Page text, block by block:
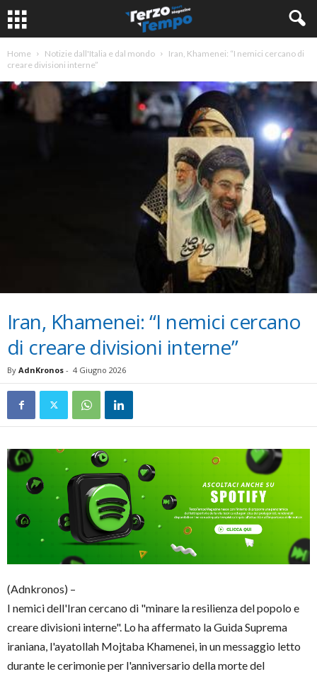
Home Notizie dall'Italia e dal mondo
Iran, Khamenei: “I nemici cercano di
creare divisioni interne”
Iran, Khamenei: “I nemici cercano
di creare divisioni interne”
By AdnKronos - 4 Giugno 2026
(Adnkronos) –
I nemici dell'Iran cercano di "minare la resilienza del popolo e
creare divisioni interne". Lo ha affermato la Guida Suprema
iraniana, l'ayatollah Mojtaba Khamenei, in un messaggio letto
durante le cerimonie per l'anniversario della morte del